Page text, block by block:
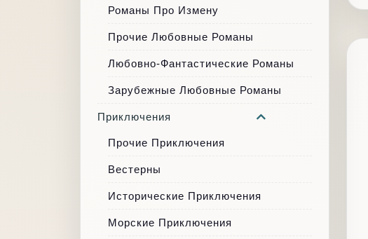
Романы Про Измену
Прочие Любовные Романы
Любовно-Фантастические Романы
Зарубежные Любовные Романы
Приключения
Прочие Приключения
Вестерны
Исторические Приключения
Морские Приключения